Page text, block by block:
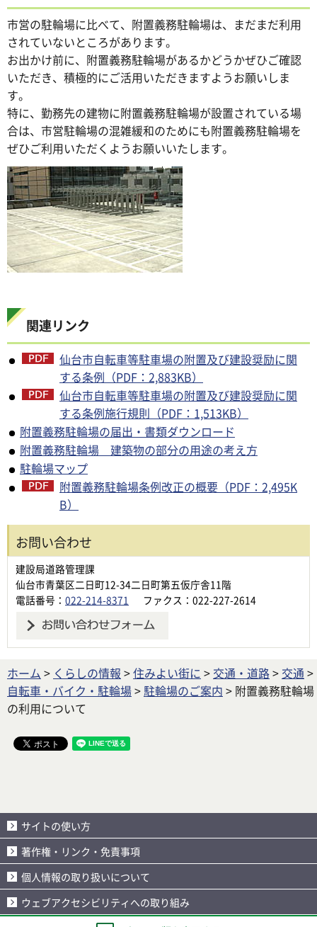
市営の駐輪場に比べて、附置義務駐輪場は、まだまだ利用
されていないところがあります。
お出かけ前に、附置義務駐輪場があるかどうかぜひご確認
いただき、積極的にご活用いただきますようお願いしま
す。
特に、勤務先の建物に附置義務駐輪場が設置されている場
合は、市営駐輪場の混雑緩和のためにも附置義務駐輪場を
ぜひご利用いただくようお願いいたします。
関連リンク
仙台市自転車等駐車場の附置及び建設奨励に関
する条例（PDF：2,883KB）
仙台市自転車等駐車場の附置及び建設奨励に関
する条例施行規則（PDF：1,513KB）
附置義務駐輪場の届出・書類ダウンロード
附置義務駐輪場 建築物の部分の用途の考え方
駐輪場マップ
附置義務駐輪場条例改正の概要（PDF：2,495K
B）
お問い合わせ
建設局道路管理課
仙台市青葉区二日町12-34二日町第五仮庁舎11階
電話番号： 022-214-8371 ファクス：022-227-2614
ホーム > くらしの情報 >住みよい街に > 交通・道路> 交通 >
自転車・バイク・駐輪場> 駐輪場のご案内 > 附置義務駐輪場
の利用について
サイトの使い方
著作権・リンク・免責事項
個人情報の取り扱いについて
ウェブアクセシビリティへの取り組み